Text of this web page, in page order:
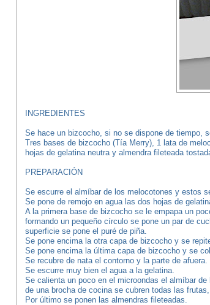
INGREDIENTES
Se hace un bizcocho, si no se dispone de tiempo,
Tres bases de bizcocho (Tía Merry), 1 lata de
hojas de gelatina neutra y almendra fileteada
PREPARACIÓN
Se escurre el almíbar de los melocotones y estos
Se pone de remojo en agua las dos hojas de
A la primera base de bizcocho se le empapa un
formando un pequeño círculo se pone un par de
superficie se pone el puré de piña.
Se pone encima la otra capa de bizcocho y se
Se pone encima la última capa de bizcocho y se
Se recubre de nata el contorno y la parte de
Se escurre muy bien el agua a la gelatina.
Se calienta un poco en el microondas el almíbar
de una brocha de cocina se cubren todas las
Por último se ponen las almendras fileteadas.